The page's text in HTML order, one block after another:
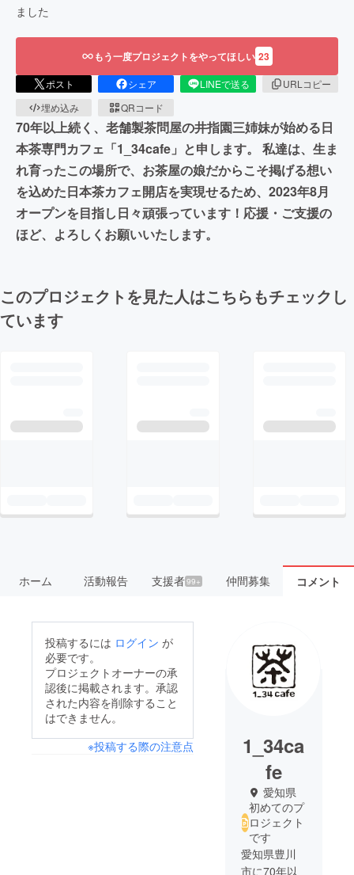
ました
もう一度プロジェクトをやってほしい 23
ポスト シェア LINEで送る
URLコピー
埋め込み
QRコード
70年以上続く、老舗製茶問屋の井指園三姉妹が始める日
本茶専門カフェ「1_34cafe」と申します。 私達は、生ま
れ育ったこの場所で、お茶屋の娘だからこそ掲げる想い
を込めた日本茶カフェ開店を実現せるため、2023年8月
オープンを目指し日々頑張っています！応援・ご支援の
ほど、よろしくお願いいたします。
このプロジェクトを見た人はこちらもチェックし
ています
ホーム 活動報告 支援者99+ 仲間募集 コメント
投稿するには ログイン が
必要です。
プロジェクトオーナーの承
認後に掲載されます。承認
された内容を削除すること
はできません。
※投稿する際の注意点
1_34ca
fe
愛知県
初めてのプ
ロジェクト
です
愛知県豊川
市に70年以